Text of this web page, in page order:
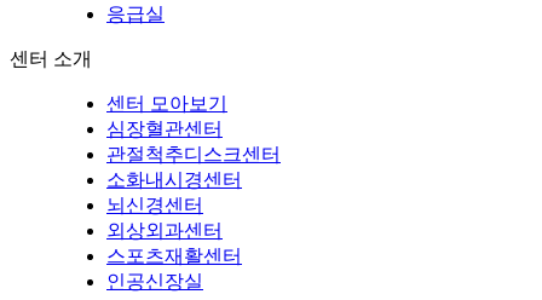
응급실
센터 소개
센터 모아보기
심장혈관센터
관절척추디스크센터
소화내시경센터
뇌신경센터
외상외과센터
스포츠재활센터
인공신장실